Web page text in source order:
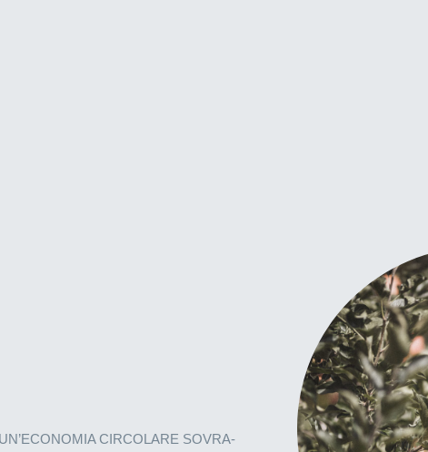
CIRCOLARE SOVRA-